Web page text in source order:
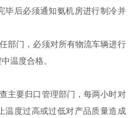
毕后必须通知氨机房进行制冷并
部门，必须对所有物流车辆进行
温度合格。
主要归口管理部门，每两小时对
温度过高或过低对产品质量造成